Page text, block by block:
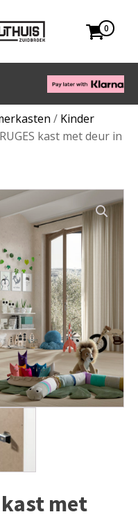
0
betalen met Klarna
/ Kinder
kast met deur in
kast met